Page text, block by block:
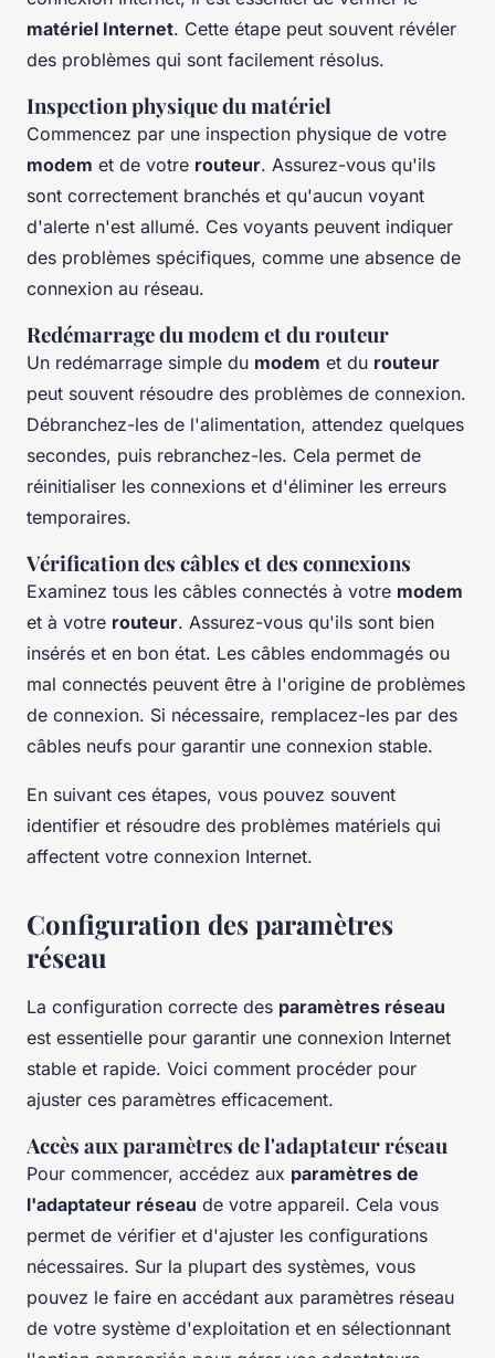
matériel Internet. Cette étape peut souvent révéler
des problèmes qui sont facilement résolus.
Inspection physique du matériel
Commencez par une inspection physique de votre
modem et de votre routeur. Assurez-vous qu'ils
sont correctement branchés et qu'aucun voyant
d'alerte n'est allumé. Ces voyants peuvent indiquer
des problèmes spécifiques, comme une absence de
connexion au réseau.
Redémarrage du modem et du routeur
Un redémarrage simple du modem et du routeur
peut souvent résoudre des problèmes de connexion.
Débranchez-les de l'alimentation, attendez quelques
secondes, puis rebranchez-les. Cela permet de
réinitialiser les connexions et d'éliminer les erreurs
temporaires.
Vérification des câbles et des connexions
Examinez tous les câbles connectés à votre modem
et à votre routeur. Assurez-vous qu'ils sont bien
insérés et en bon état. Les câbles endommagés ou
mal connectés peuvent être à l'origine de problèmes
de connexion. Si nécessaire, remplacez-les par des
câbles neufs pour garantir une connexion stable.
En suivant ces étapes, vous pouvez souvent
identifier et résoudre des problèmes matériels qui
affectent votre connexion Internet.
Configuration des paramètres
réseau
La configuration correcte des paramètres réseau
est essentielle pour garantir une connexion Internet
stable et rapide. Voici comment procéder pour
ajuster ces paramètres efficacement.
Accès aux paramètres de l'adaptateur réseau
Pour commencer, accédez aux paramètres de
l'adaptateur réseau de votre appareil. Cela vous
permet de vérifier et d'ajuster les configurations
nécessaires. Sur la plupart des systèmes, vous
pouvez le faire en accédant aux paramètres réseau
de votre système d'exploitation et en sélectionnant